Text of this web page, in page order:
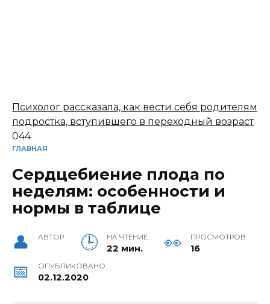
ГЛАВНАЯ
Сердцебиение плода по
неделям: особенности и
нормы в таблице
АВТОР НА ЧТЕНИЕ
22 мин.
ПРОСМОТРОВ
16
ОПУБЛИКОВАНО
02.12.2020
Психолог рассказала, как вести себя родителям
подростка, вступившего в переходный возраст
044